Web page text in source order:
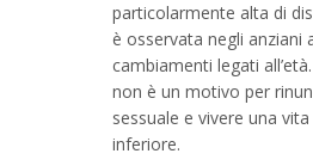
particolarmente alta di
è osservata negli anziani
cambiamenti legati
non è un motivo per
sessuale e vivere una
inferiore.